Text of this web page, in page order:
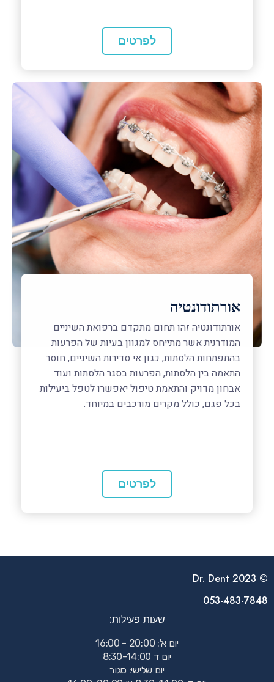
לפרטים
אורתודונטיה
אורתודונטיה זהו תחום מתקדם ברפואת השיניים
המודרנית אשר מתייחס למגוון בעיות של הפרעות
בהתפתחות הלסתות, כגון אי סדירות השיניים, חוסר
התאמה בין הלסתות, הפרעות בסגר הלסתות ועוד.
אבחון מדויק והתאמת טיפול יאפשרו לטפל ביעילות
בכל פגם, כולל מקרים מורכבים במיוחד.
לפרטים
© Dr. Dent 2023
053-483-7848
שעות פעילות:
יום א': 20:00 - 16:00
יום ד 8:30-14:00
יום שלישי: סגור